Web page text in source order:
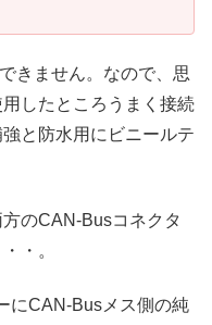
きません。なので、思
したところうまく接続
と防水用にビニールテ
のCAN-Busコネクタ
・。
にCAN-Busメス側の純